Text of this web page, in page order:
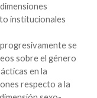
institucionales
se
sobre el género
en la
respecto a la